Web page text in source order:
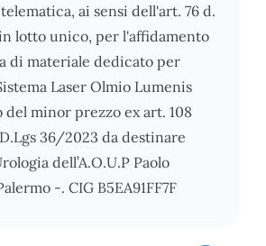
ai sensi dell'art. 76 d.
lotto unico, per l'affidamento
di materiale dedicato per
Laser Olmio Lumenis
minor prezzo ex art. 108
36/2023 da destinare
dell’A.O.U.P Paolo
-. CIG B5EA91FF7F